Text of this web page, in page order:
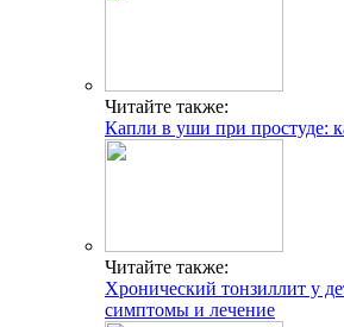
Читайте также:
Капли в уши при простуде:
Читайте также:
Хронический тонзиллит у
симптомы и лечение